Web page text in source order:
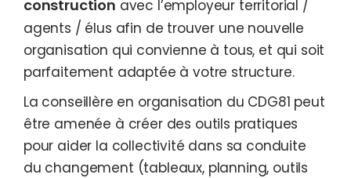
construction avec l’employeur territorial /
agents / élus afin de trouver une nouvelle
organisation qui convienne à tous, et qui soit
parfaitement adaptée à votre structure.
La conseillère en organisation du CDG81 peut
être amenée à créer des outils pratiques
pour aider la collectivité dans sa conduite
du changement (tableaux, planning, outils